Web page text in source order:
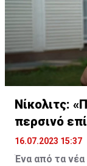
Νίκολιτς:
περσινό
16.07.2023 15:37
Ένα από τα